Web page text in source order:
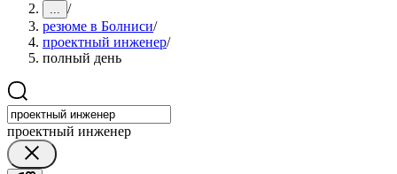
... /
резюме в Болниси/
проектный инженер/
полный день
проектный инженер